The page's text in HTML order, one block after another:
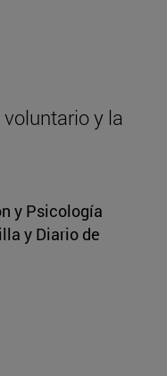
y la
y Psicología
y Diario de